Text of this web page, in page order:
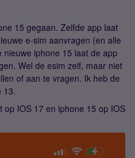
15 gegaan. Zelfde app laat
e-sim aanvragen (en alle
iphone 15 laat de app
Wel de esim zelf, maar niet
of aan te vragen. Ik heb de
13.
op IOS 17 en iphone 15 op IOS